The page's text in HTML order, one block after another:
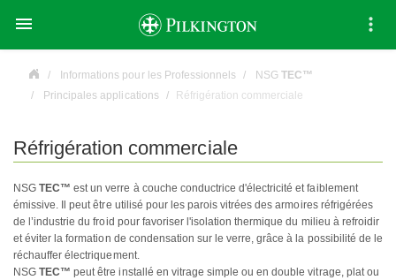

Informations pour les Professionnels NSGTEC™
Principales applications
Réfrigération commerciale
Réfrigération commerciale
NSGTEC™est un verre à couche conductrice d'électricité et faiblement
émissive. Il peut être utilisé pour les parois vitrées des armoires réfrigérées
de l’industrie du froid pour favoriser l'isolation thermique du milieu à refroidir
et éviter la formation de condensation sur le verre, grâce à la possibilité de le
réchauffer électriquement.
NSGTEC™ peut être installé en vitrage simple ou en double vitrage, plat ou